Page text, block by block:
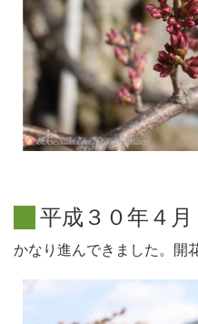
平成 ３ ０年 ４ 月
かなり進んできました。開